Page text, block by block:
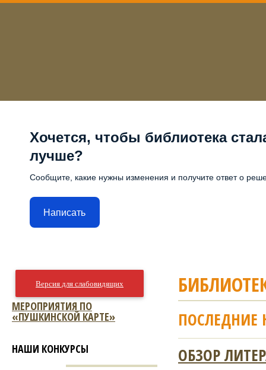
Хочется, чтобы библиотека
лучше?
Сообщите, какие нужны изменения и получите ответ о
Написать
ПОСЛЕДНИЕ
ОБЗОР
Версия для слабовидящих
МЕРОПРИЯТИЯ ПО
«ПУШКИНСКОЙ КАРТЕ»
НАШИ КОНКУРСЫ